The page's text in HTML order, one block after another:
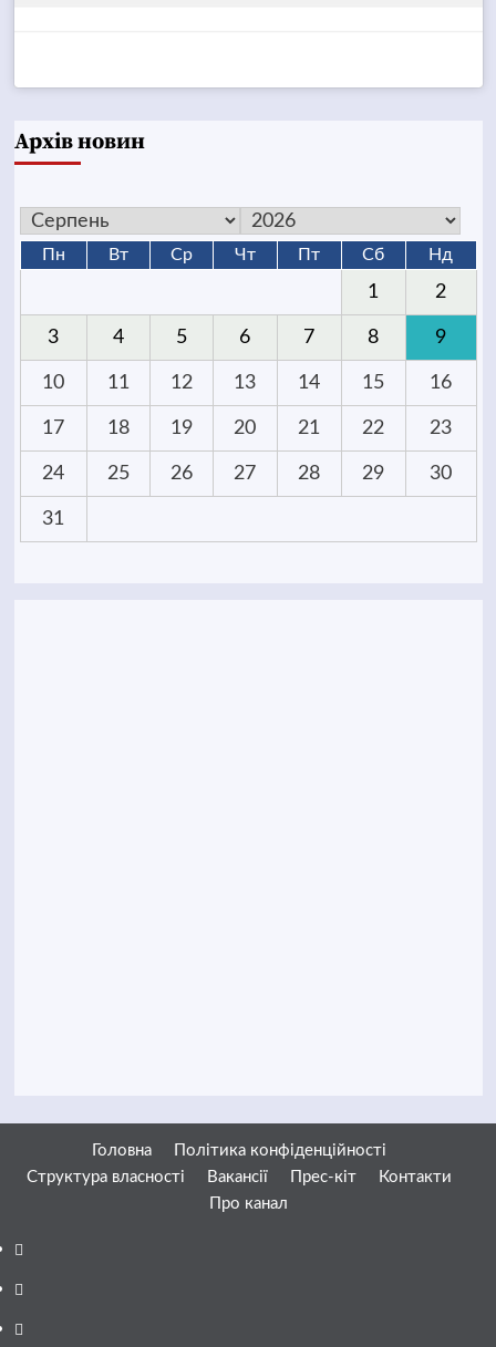
Архів новин
Пн Вт Ср Чт Пт Сб Нд
1 2
3 4 5 6 7 8 9
10 11 12 13 14 15 16
17 18 19 20 21 22 23
24 25 26 27 28 29 30
31
Головна
Політика конфіденційності
Структура власності
Вакансії Прес-кіт
Контакти
Про канал
Facebook
YouTube
Telegram